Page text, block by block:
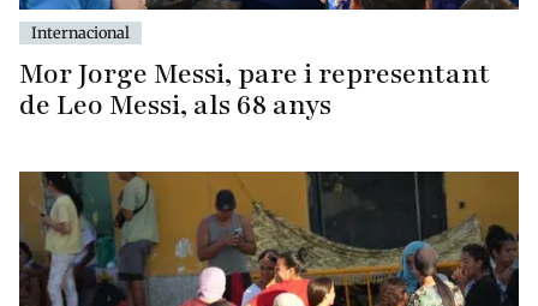
Internacional
Mor Jorge Messi, pare i representant
de Leo Messi, als 68 anys